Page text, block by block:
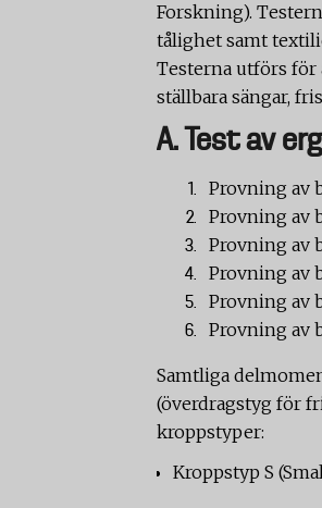
Forskning).
tålighet samt
Testerna utförs för
ställbara sängar,
A. Test av
Provning av
Provning av
Provning av
Provning av
Provning av
Provning av
Samtliga
(överdragstyg för
kroppstyper:
Kroppstyp S